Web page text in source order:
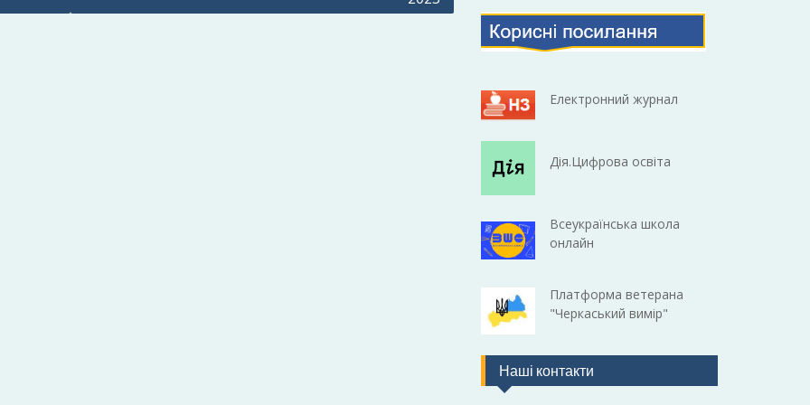
Електронний журнал
Дія.Цифрова освіта
Всеукраїнська школа
онлайн
Платформа ветерана
"Черкаський вимір"
Наші контакти